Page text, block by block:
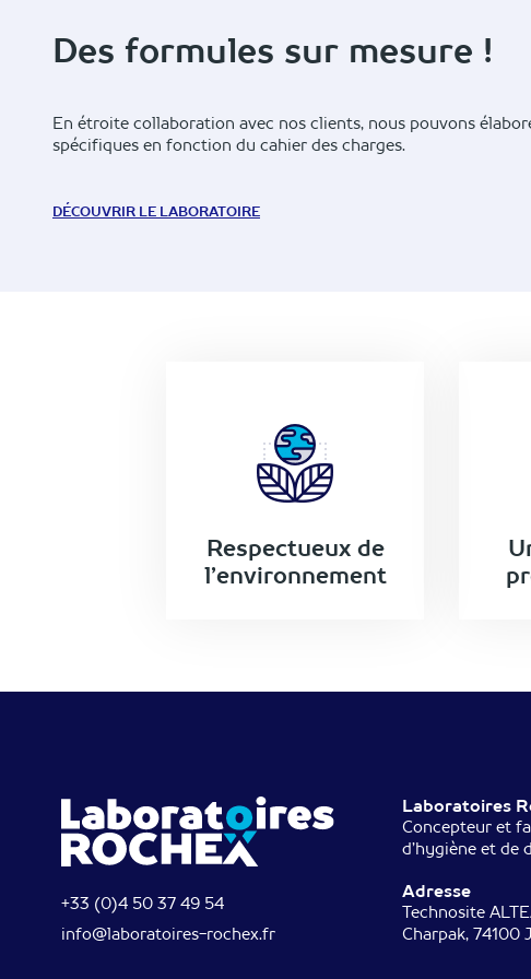
Des formules sur mesure !
En étroite collaboration avec nos clients, nous pouvons
spécifiques en fonction du cahier des charges.
DÉCOUVRIR LE LABORATOIRE
Respectueux de
l’environnement
+33 (0)4 50 37 49 54
info@laboratoires-rochex.fr
Laboratoires
Concepteur et
d’hygiène et de
Adresse
Technosite
Charpak, 74100